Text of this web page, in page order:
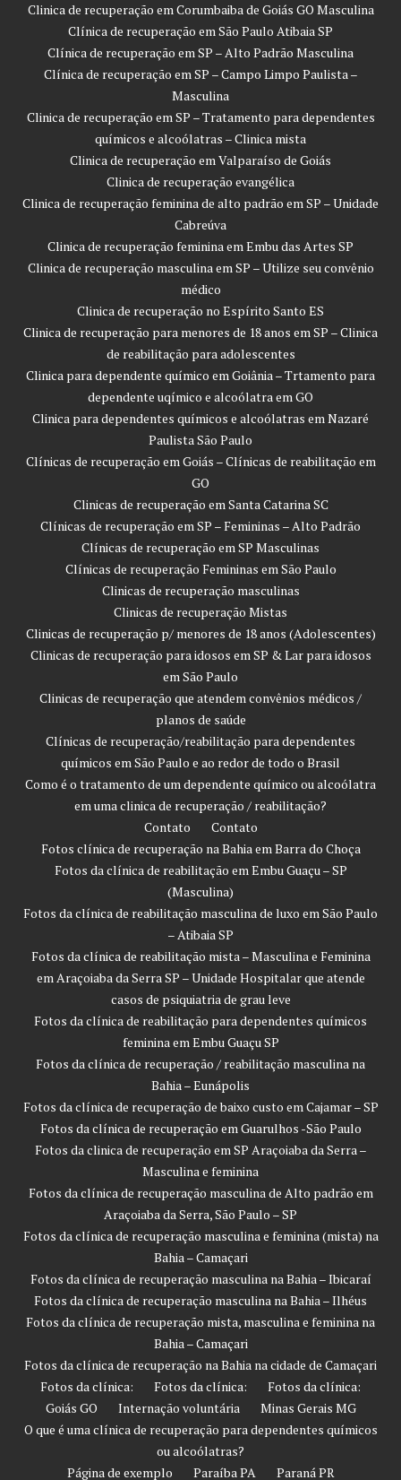
Clinica de recuperação em Corumbaiba de Goiás GO Masculina
Clínica de recuperação em São Paulo Atibaia SP
Clínica de recuperação em SP – Alto Padrão Masculina
Clínica de recuperação em SP – Campo Limpo Paulista –
Masculina
Clinica de recuperação em SP – Tratamento para dependentes
químicos e alcoólatras – Clinica mista
Clinica de recuperação em Valparaíso de Goiás
Clinica de recuperação evangélica
Clinica de recuperação feminina de alto padrão em SP – Unidade
Cabreúva
Clinica de recuperação feminina em Embu das Artes SP
Clinica de recuperação masculina em SP – Utilize seu convênio
médico
Clinica de recuperação no Espírito Santo ES
Clinica de recuperação para menores de 18 anos em SP – Clinica
de reabilitação para adolescentes
Clinica para dependente químico em Goiânia – Trtamento para
dependente uqímico e alcoólatra em GO
Clinica para dependentes químicos e alcoólatras em Nazaré
Paulista São Paulo
Clínicas de recuperação em Goiás – Clínicas de reabilitação em
GO
Clinicas de recuperação em Santa Catarina SC
Clínicas de recuperação em SP – Femininas – Alto Padrão
Clínicas de recuperação em SP Masculinas
Clínicas de recuperação Femininas em São Paulo
Clinicas de recuperação masculinas
Clinicas de recuperação Mistas
Clinicas de recuperação p/ menores de 18 anos (Adolescentes)
Clinicas de recuperação para idosos em SP & Lar para idosos
em São Paulo
Clinicas de recuperação que atendem convênios médicos /
planos de saúde
Clínicas de recuperação/reabilitação para dependentes
químicos em São Paulo e ao redor de todo o Brasil
Como é o tratamento de um dependente químico ou alcoólatra
em uma clinica de recuperação / reabilitação?
Contato
Contato
Fotos clínica de recuperação na Bahia em Barra do Choça
Fotos da clínica de reabilitação em Embu Guaçu – SP
(Masculina)
Fotos da clínica de reabilitação masculina de luxo em São Paulo
– Atibaia SP
Fotos da clínica de reabilitação mista – Masculina e Feminina
em Araçoiaba da Serra SP – Unidade Hospitalar que atende
casos de psiquiatria de grau leve
Fotos da clínica de reabilitação para dependentes químicos
feminina em Embu Guaçu SP
Fotos da clínica de recuperação / reabilitação masculina na
Bahia – Eunápolis
Fotos da clínica de recuperação de baixo custo em Cajamar – SP
Fotos da clínica de recuperação em Guarulhos -São Paulo
Fotos da clinica de recuperação em SP Araçoiaba da Serra –
Masculina e feminina
Fotos da clínica de recuperação masculina de Alto padrão em
Araçoiaba da Serra, São Paulo – SP
Fotos da clínica de recuperação masculina e feminina (mista) na
Bahia – Camaçari
Fotos da clínica de recuperação masculina na Bahia – Ibicaraí
Fotos da clínica de recuperação masculina na Bahia – Ilhéus
Fotos da clínica de recuperação mista, masculina e feminina na
Bahia – Camaçari
Fotos da clínica de recuperação na Bahia na cidade de Camaçari
Fotos da clínica:
Fotos da clínica:
Fotos da clínica:
Goiás GO
Internação voluntária
Minas Gerais MG
O que é uma clínica de recuperação para dependentes químicos
ou alcoólatras?
Página de exemplo
Paraíba PA Paraná PR